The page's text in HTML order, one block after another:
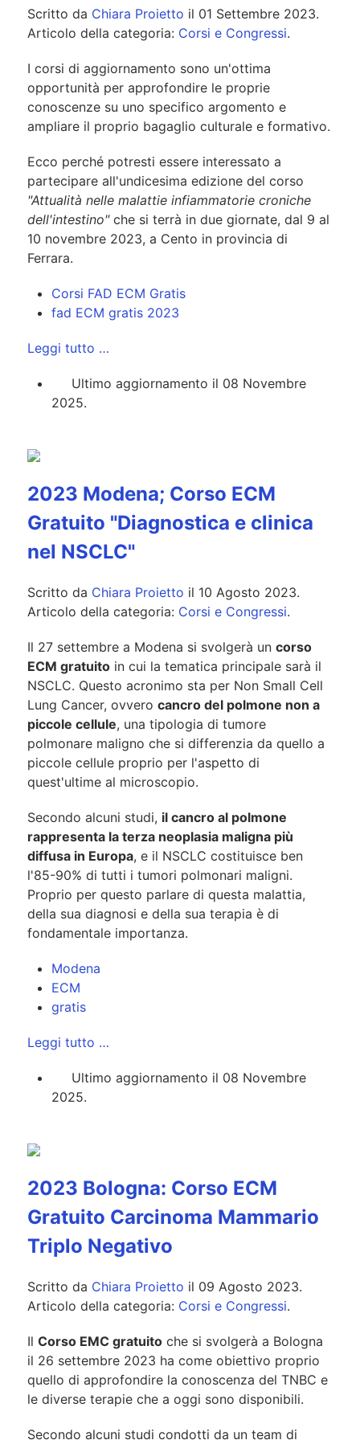
Scritto da Chiara Proietto il 01 Settembre 2023.
Articolo della categoria: Corsi e Congressi.
I corsi di aggiornamento sono un'ottima
opportunità per approfondire le proprie
conoscenze su uno specifico argomento e
ampliare il proprio bagaglio culturale e formativo.
Ecco perché potresti essere interessato a
partecipare all'undicesima edizione del corso
"Attualità nelle malattie infiammatorie croniche
dell'intestino"che si terrà in due giornate, dal 9 al
10 novembre 2023, a Cento in provincia di
Ferrara.
Corsi FAD ECM Gratis
fad ECM gratis 2023
Leggi tutto …
Ultimo aggiornamento il 08 Novembre
2025.
2023 Modena; Corso ECM
Gratuito "Diagnostica e clinica
nel NSCLC"
Scritto da Chiara Proietto il 10 Agosto 2023.
Articolo della categoria: Corsi e Congressi.
Il 27 settembre a Modena si svolgerà un corso
ECM gratuito in cui la tematica principale sarà il
NSCLC. Questo acronimo sta per Non Small Cell
Lung Cancer, ovvero cancro del polmone non a
piccole cellule, una tipologia di tumore
polmonare maligno che si differenzia da quello a
piccole cellule proprio per l'aspetto di
quest'ultime al microscopio.
Secondo alcuni studi, il cancro al polmone
rappresenta la terza neoplasia maligna più
diffusa in Europa, e il NSCLC costituisce ben
l'85-90% di tutti i tumori polmonari maligni.
Proprio per questo parlare di questa malattia,
della sua diagnosi e della sua terapia è di
fondamentale importanza.
Modena
ECM
gratis
Leggi tutto …
Ultimo aggiornamento il 08 Novembre
2025.
2023 Bologna: Corso ECM
Gratuito Carcinoma Mammario
Triplo Negativo
Scritto da Chiara Proietto il 09 Agosto 2023.
Articolo della categoria: Corsi e Congressi.
Il Corso EMC gratuito che si svolgerà a Bologna
il 26 settembre 2023 ha come obiettivo proprio
quello di approfondire la conoscenza del TNBC e
le diverse terapie che a oggi sono disponibili.
Secondo alcuni studi condotti da un team di